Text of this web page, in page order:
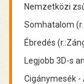
Nemzetközi
Somhatalom
Ébredés
Legjobb 3D-s
Cigánymesék -